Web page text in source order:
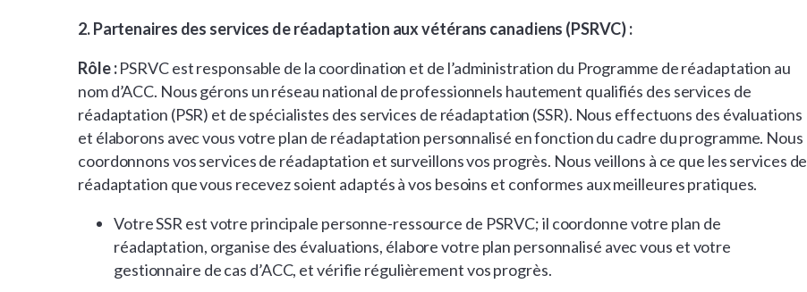
2. Partenaires des services de réadaptation aux vétérans canadiens (PSRVC) :
Rôle :PSRVC est responsable de la coordination et de l’administration du Programme de réadaptation au
nom d’ACC. Nous gérons un réseau national de professionnels hautement qualifiés des services de
réadaptation (PSR) et de spécialistes des services de réadaptation (SSR). Nous effectuons des évaluations
et élaborons avec vous votre plan de réadaptation personnalisé en fonction du cadre du programme. Nous
coordonnons vos services de réadaptation et surveillons vos progrès. Nous veillons à ce que les services de
réadaptation que vous recevez soient adaptés à vos besoins et conformes aux meilleures pratiques.
Votre SSR est votre principale personne-ressource de PSRVC; il coordonne votre plan de
réadaptation, organise des évaluations, élabore votre plan personnalisé avec vous et votre
gestionnaire de cas d’ACC, et vérifie régulièrement vos progrès.